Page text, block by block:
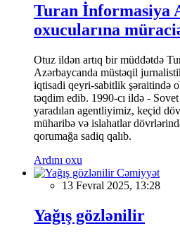
Turan İnformasiya
oxucularına
Otuz ildən artıq bir müddətdə
Azərbaycanda müstəqil
iqtisadi qeyri-sabitlik şəraitində
təqdim edib. 1990-cı ildə -
yaradılan agentliyimiz, keçid
müharibə və islahatlar
qorumağa sadiq qalıb.
Ardını oxu
Cəmiyyət
13 Fevral 2025, 13:28
Yağış gözlənilir